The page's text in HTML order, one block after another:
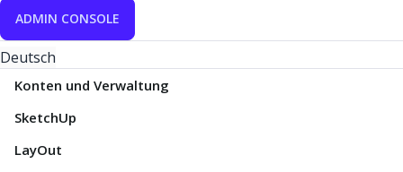
ADMIN CONSOLE
Deutsch
Konten und Verwaltung
SketchUp
LayOut